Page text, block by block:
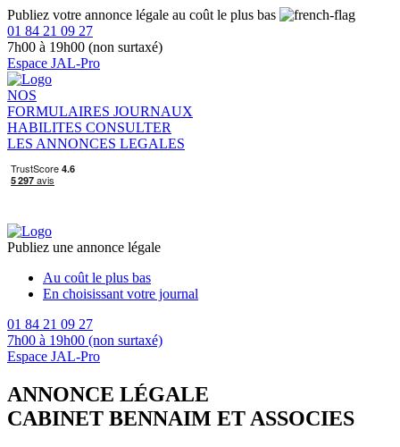
Publiez votre annonce légale au coût le plus bas
01 84 21 09 27
7h00 à 19h00 (non surtaxé)
Espace JAL-Pro
NOS
FORMULAIRES JOURNAUX
HABILITES CONSULTER
LES ANNONCES LEGALES
Publiez une annonce légale
Au coût le plus bas
En choisissant votre journal
01 84 21 09 27
7h00 à 19h00 (non surtaxé)
Espace JAL-Pro
ANNONCE LÉGALE
CABINET BENNAIM ET ASSOCIES